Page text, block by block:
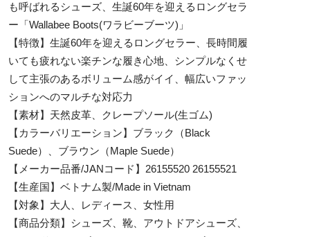
も呼ばれるシューズ、生誕60年を迎えるロングセラ
ー「Wallabee Boots(ワラビーブーツ)」
【特徴】生誕60年を迎えるロングセラー、長時間履
いても疲れない楽チンな履き心地、シンプルなくせ
して主張のあるボリューム感がイイ、幅広いファッ
ションへのマルチな対応力
【素材】天然皮革、クレープソール(生ゴム)
【カラーバリエーション】ブラック（Black
Suede）、ブラウン（Maple Suede）
【メーカー品番/JANコード】26155520 26155521
【生産国】ベトナム製/Made in Vietnam
【対象】大人、レディース、女性用
【商品分類】シューズ、靴、アウトドアシューズ、